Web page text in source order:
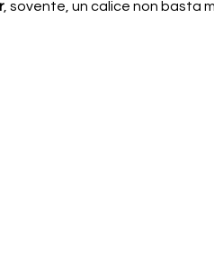
, sovente, un calice non basta